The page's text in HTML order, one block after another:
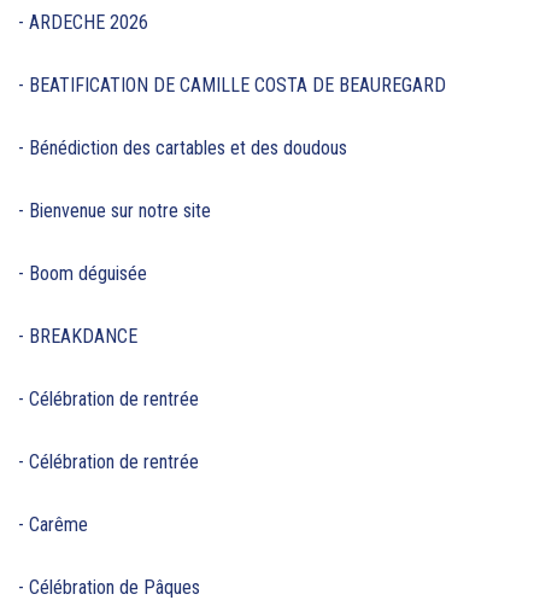
- ARDECHE 2026
- BEATIFICATION DE CAMILLE COSTA DE BEAUREGARD
- Bénédiction des cartables et des doudous
- Bienvenue sur notre site
- Boom déguisée
- BREAKDANCE
- Célébration de rentrée
- Célébration de rentrée
- Carême
- Célébration de Pâques